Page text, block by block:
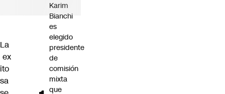
La
ex
ito
sa
Karim
Bianchi
es
elegido
presidente
de
comisión
mixta
que